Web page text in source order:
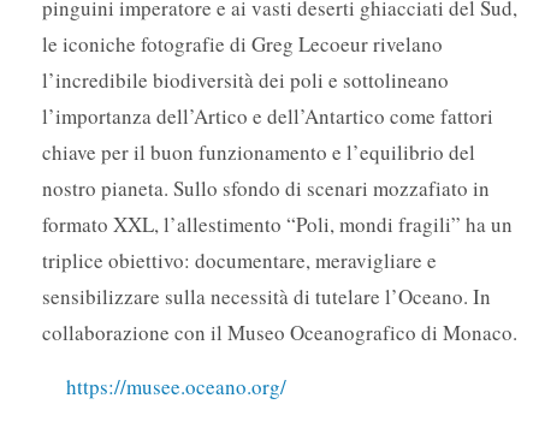
pinguini imperatore e ai vasti deserti ghiacciati del Sud,
le iconiche fotografie di Greg Lecoeur rivelano
l’incredibile biodiversità dei poli e sottolineano
l’importanza dell’Artico e dell’Antartico come fattori
chiave per il buon funzionamento e l’equilibrio del
nostro pianeta. Sullo sfondo di scenari mozzafiato in
formato XXL, l’allestimento “Poli, mondi fragili” ha un
triplice obiettivo: documentare, meravigliare e
sensibilizzare sulla necessità di tutelare l’Oceano. In
collaborazione con il Museo Oceanografico di Monaco.
https://musee.oceano.org/